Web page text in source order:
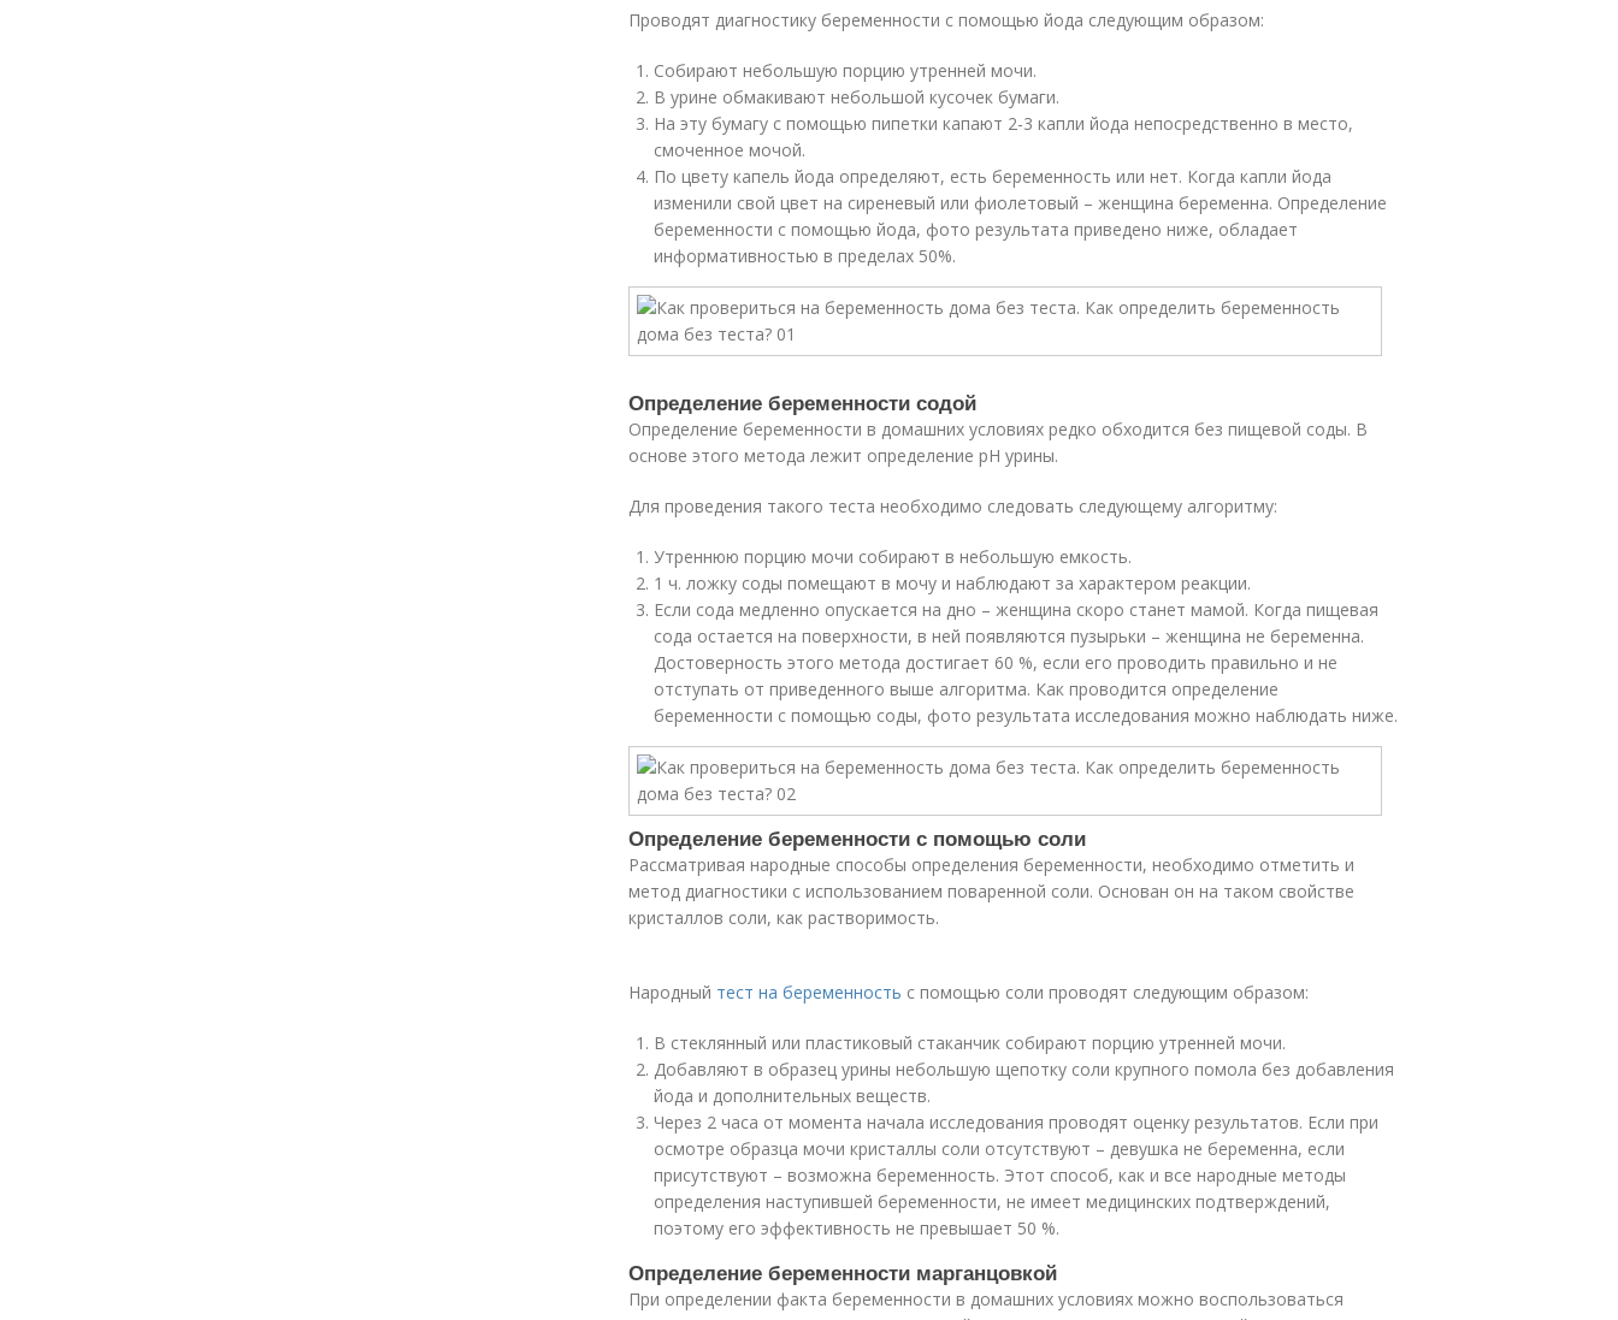
Проводят диагностику беременности с помощью йода следующим образом:
Собирают небольшую порцию утренней мочи.
В урине обмакивают небольшой кусочек бумаги.
На эту бумагу с помощью пипетки капают 2-3 капли йода непосредственно в место,
смоченное мочой.
По цвету капель йода определяют, есть беременность или нет. Когда капли йода
изменили свой цвет на сиреневый или фиолетовый – женщина беременна. Определение
беременности с помощью йода, фото результата приведено ниже, обладает
информативностью в пределах 50%.
Определение беременности содой
Определение беременности в домашних условиях редко обходится без пищевой соды. В
основе этого метода лежит определение рН урины.
Для проведения такого теста необходимо следовать следующему алгоритму:
Утреннюю порцию мочи собирают в небольшую емкость.
1 ч. ложку соды помещают в мочу и наблюдают за характером реакции.
Если сода медленно опускается на дно – женщина скоро станет мамой. Когда пищевая
сода остается на поверхности, в ней появляются пузырьки – женщина не беременна.
Достоверность этого метода достигает 60 %, если его проводить правильно и не
отступать от приведенного выше алгоритма. Как проводится определение
беременности с помощью соды, фото результата исследования можно наблюдать ниже.
Определение беременности с помощью соли
Рассматривая народные способы определения беременности, необходимо отметить и
метод диагностики с использованием поваренной соли. Основан он на таком свойстве
кристаллов соли, как растворимость.
Народный тест на беременность с помощью соли проводят следующим образом:
В стеклянный или пластиковый стаканчик собирают порцию утренней мочи.
Добавляют в образец урины небольшую щепотку соли крупного помола без добавления
йода и дополнительных веществ.
Через 2 часа от момента начала исследования проводят оценку результатов. Если при
осмотре образца мочи кристаллы соли отсутствуют – девушка не беременна, если
присутствуют – возможна беременность. Этот способ, как и все народные методы
определения наступившей беременности, не имеет медицинских подтверждений,
поэтому его эффективность не превышает 50 %.
Определение беременности марганцовкой
При определении факта беременности в домашних условиях можно воспользоваться